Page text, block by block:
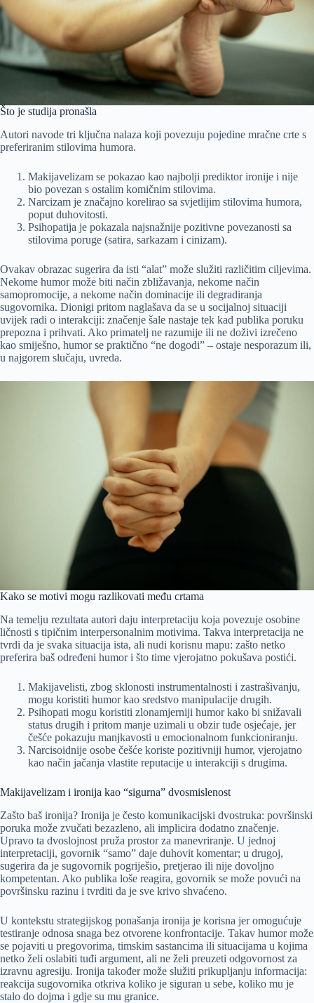
Što je studija pronašla
Autori navode tri ključna nalaza koji povezuju pojedine mračne crte s
preferiranim stilovima humora.
Makijavelizam se pokazao kao najbolji prediktor ironije i nije
bio povezan s ostalim komičnim stilovima.
Narcizam je značajno korelirao sa svjetlijim stilovima humora,
poput duhovitosti.
Psihopatija je pokazala najsnažnije pozitivne povezanosti sa
stilovima poruge (satira, sarkazam i cinizam).
Ovakav obrazac sugerira da isti “alat” može služiti različitim ciljevima.
Nekome humor može biti način zbližavanja, nekome način
samopromocije, a nekome način dominacije ili degradiranja
sugovornika. Dionigi pritom naglašava da se u socijalnoj situaciji
uvijek radi o interakciji: značenje šale nastaje tek kad publika poruku
prepozna i prihvati. Ako primatelj ne razumije ili ne doživi izrečeno
kao smiješno, humor se praktično “ne dogodi” – ostaje nesporazum ili,
u najgorem slučaju, uvreda.
Kako se motivi mogu razlikovati među crtama
Na temelju rezultata autori daju interpretaciju koja povezuje osobine
ličnosti s tipičnim interpersonalnim motivima. Takva interpretacija ne
tvrdi da je svaka situacija ista, ali nudi korisnu mapu: zašto netko
preferira baš određeni humor i što time vjerojatno pokušava postići.
Makijavelisti, zbog sklonosti instrumentalnosti i zastrašivanju,
mogu koristiti humor kao sredstvo manipulacije drugih.
Psihopati mogu koristiti zlonamjerniji humor kako bi snižavali
status drugih i pritom manje uzimali u obzir tuđe osjećaje, jer
češće pokazuju manjkavosti u emocionalnom funkcioniranju.
Narcisoidnije osobe češće koriste pozitivniji humor, vjerojatno
kao način jačanja vlastite reputacije u interakciji s drugima.
Makijavelizam i ironija kao “sigurna” dvosmislenost
Zašto baš ironija? Ironija je često komunikacijski dvostruka: površinski
poruka može zvučati bezazleno, ali implicira dodatno značenje.
Upravo ta dvoslojnost pruža prostor za manevriranje. U jednoj
interpretaciji, govornik “samo” daje duhovit komentar; u drugoj,
sugerira da je sugovornik pogriješio, pretjerao ili nije dovoljno
kompetentan. Ako publika loše reagira, govornik se može povući na
površinsku razinu i tvrditi da je sve krivo shvaćeno.
U kontekstu strategijskog ponašanja ironija je korisna jer omogućuje
testiranje odnosa snaga bez otvorene konfrontacije. Takav humor može
se pojaviti u pregovorima, timskim sastancima ili situacijama u kojima
netko želi oslabiti tuđi argument, ali ne želi preuzeti odgovornost za
izravnu agresiju. Ironija također može služiti prikupljanju informacija:
reakcija sugovornika otkriva koliko je siguran u sebe, koliko mu je
stalo do dojma i gdje su mu granice.